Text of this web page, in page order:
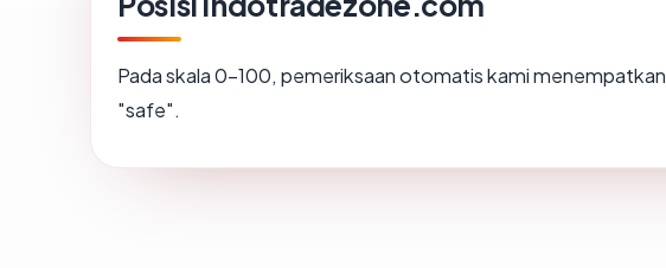
Pada skala 0-100, pemeriksaan otomatis kami menempatkan
"safe".